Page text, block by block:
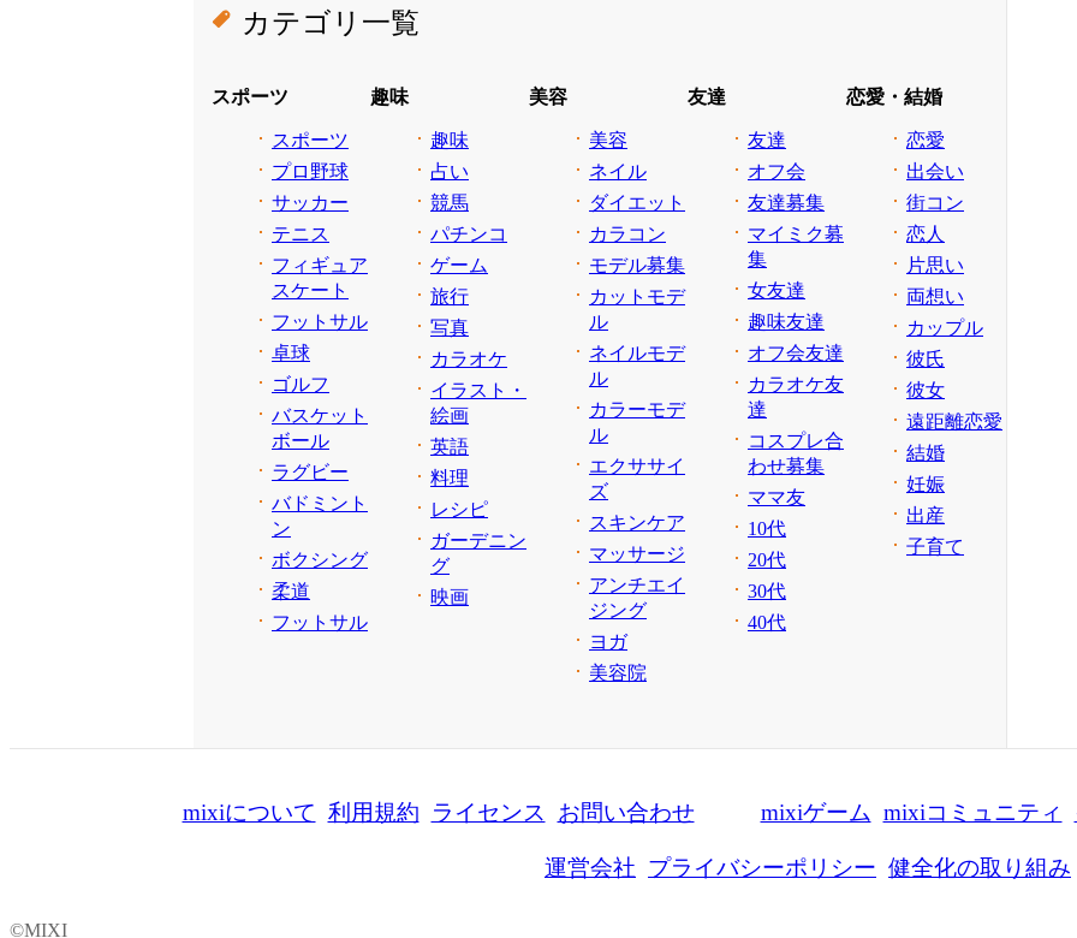
カテゴリ一覧
スポーツ
スポーツ
プロ野球
サッカー
テニス
フィギュア
スケート
フットサル
卓球
ゴルフ
バスケット
ボール
ラグビー
バドミント
ン
ボクシング
柔道
フットサル
趣味
趣味
占い
競馬
パチンコ
ゲーム
旅行
写真
カラオケ
イラスト・
絵画
英語
料理
レシピ
ガーデニン
グ
映画
美容
美容
ネイル
ダイエット
カラコン
モデル募集
カットモデ
ル
ネイルモデ
ル
カラーモデ
ル
エクササイ
ズ
スキンケア
マッサージ
アンチエイ
ジング
ヨガ
美容院
友達
友達
オフ会
友達募集
マイミク募
集
女友達
趣味友達
オフ会友達
カラオケ友
達
コスプレ合
わせ募集
ママ友
10代
20代
30代
40代
恋愛・結婚
恋愛
出会い
街コン
恋人
片思い
両想い
カップル
彼氏
彼女
遠距離恋愛
結婚
妊娠
出産
子育て
mixiについて 利用規約 ライセンス お問い合わせ mixiゲーム mixiコミュニティ
運営会社 プライバシーポリシー 健全化の取り組み
©MIXI